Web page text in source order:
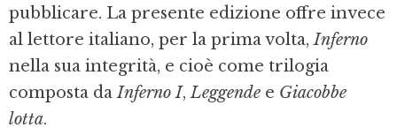
pubblicare. La presente edizione offre invece
al lettore italiano, per la prima volta,Inferno
nella sua integrità, e cioè come trilogia
composta daInferno I,Leggende e Giacobbe
lotta.